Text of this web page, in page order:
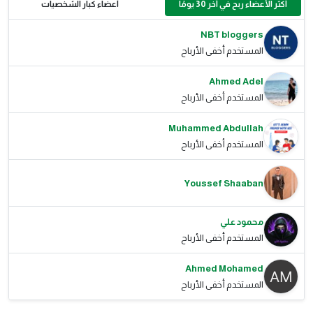
أكثر الأعضاء ربح في آخر 30 يومًا أعضاء كبار الشخصيات
NBT bloggers
المستخدم أخفى الأرباح
Ahmed Adel
المستخدم أخفى الأرباح
Muhammed Abdullah
المستخدم أخفى الأرباح
Youssef Shaaban
محمود علي
المستخدم أخفى الأرباح
Ahmed Mohamed
المستخدم أخفى الأرباح